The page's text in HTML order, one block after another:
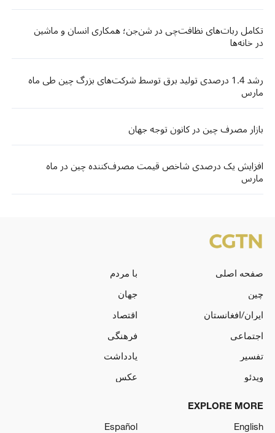
تکامل ربات‌های نظافت‌چی در شن‌جن؛ همکاری انسان و ماشین
در خانه‌ها
رشد 1.4 درصدی تولید برق توسط شرکت‌های بزرگ چین طی ماه
مارس
بازار مصرف چین در کانون توجه جهان
افزایش یک درصدی شاخص قیمت مصرف‌کننده چین در ماه
مارس
صفحه اصلی
با مردم
چین
جهان
ایران/افغانستان
اقتصاد
اجتماعی
فرهنگی
تفسیر
یادداشت
ویدئو
عکس
EXPLORE MORE
English
Español